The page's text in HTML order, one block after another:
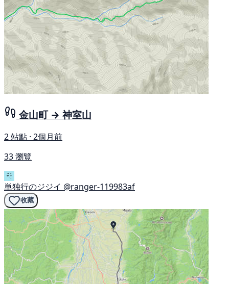
金山町 → 神室山
2 站點 · 2個月前
33 瀏覽
単独行のジジイ @ranger-119983af
收藏